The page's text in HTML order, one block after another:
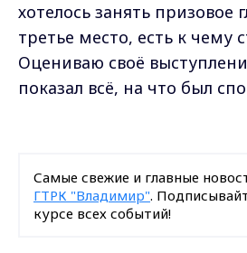
хотелось занять призовое
третье место, есть к чему
Оцениваю своё
показал всё, на что был
Самые свежие и главные
ГТРК "Владимир".
курсе всех событий!